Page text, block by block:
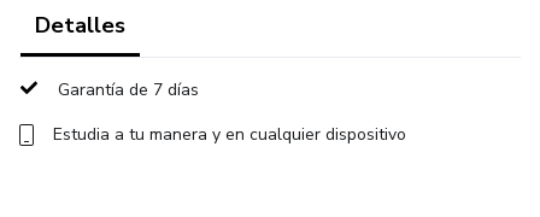
Detalles
Garantía de 7 días
Estudia a tu manera y en cualquier dispositivo